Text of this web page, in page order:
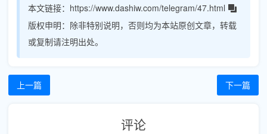
本文链接： https://www.dashiw.com/telegram/47.html
版权申明： 除非特别说明，否则均为本站原创文章，转载
或复制请注明出处。
上一篇 下一篇
评论